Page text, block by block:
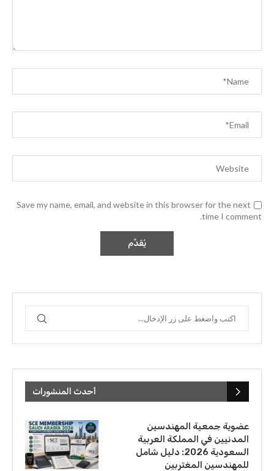
Save my name, email, and website in this browser for the next
time I comment.
أحدث المنشورات
عضوية جمعية المهندسين
المدنيين في المملكة العربية
السعودية 2026: دليل شامل
للمهندسين المغتربين